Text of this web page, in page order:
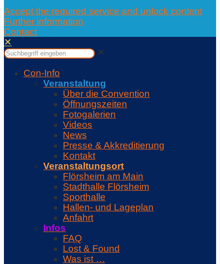
Accept the required service and unlock content
Further information
Contact
✕
✕
Con-Info
Veranstaltung
Über die Convention
Öffnungszeiten
Fotogalerien
Videos
News
Presse & Akkreditierung
Kontakt
Veranstaltungsort
Flörsheim am Main
Stadthalle Flörsheim
Sporthalle
Hallen- und Lageplan
Anfahrt
Infos
FAQ
Lost & Found
Was ist …